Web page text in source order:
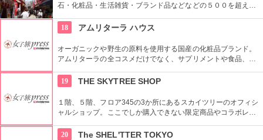
石・化粧品・生活雑貨・ブランド品などなどの５００を超える
叩き売りがある。
18 アムリターラ ハウス
オーガニックや野生の原料を使用する国産の化粧品ブランド。
アムリターラの全コスメだけでなく、サプリメントや食品、雑
っている。
19 THE SKYTREE SHOP
１階、５階、フロア345の3か所にあるスカイツリーのオフィシ
ャルショップ。ここでしか購入できない限定商品やコラボレー
日本一高いところでの購入として記念に残る思い出に！
20 The SHEL'TTER TOKYO